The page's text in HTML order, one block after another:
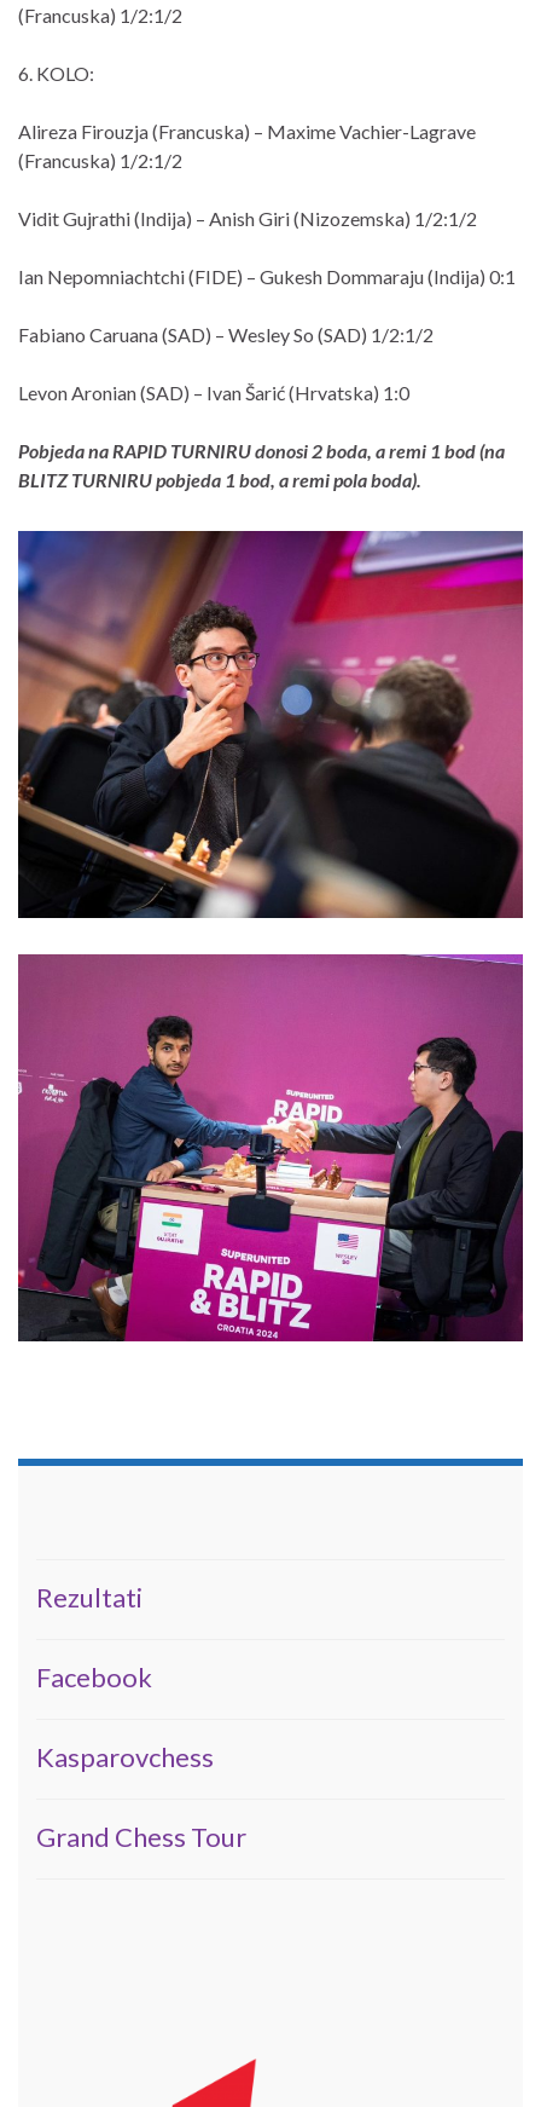
(Francuska) 1/2:1/2
6. KOLO:
Alireza Firouzja (Francuska) – Maxime Vachier-Lagrave
(Francuska) 1/2:1/2
Vidit Gujrathi (Indija) – Anish Giri (Nizozemska) 1/2:1/2
Ian Nepomniachtchi (FIDE) – Gukesh Dommaraju (Indija) 0:1
Fabiano Caruana (SAD) – Wesley So (SAD) 1/2:1/2
Levon Aronian (SAD) – Ivan Šarić (Hrvatska) 1:0
Pobjeda na RAPID TURNIRU donosi 2 boda, a remi 1 bod (na
BLITZ TURNIRU pobjeda 1 bod, a remi pola boda).
Rezultati
Facebook
Kasparovchess
Grand Chess Tour